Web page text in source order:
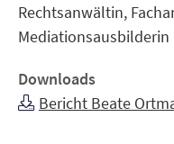
Rechtsanwältin,
Downloads
Bericht Beate